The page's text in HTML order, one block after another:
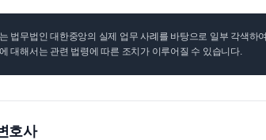
법무법인 대한중앙의 실제 업무 사례를 바탕으로 일부 각색
대해서는 관련 법령에 따른 조치가 이루어질 수 있습니다.
호사